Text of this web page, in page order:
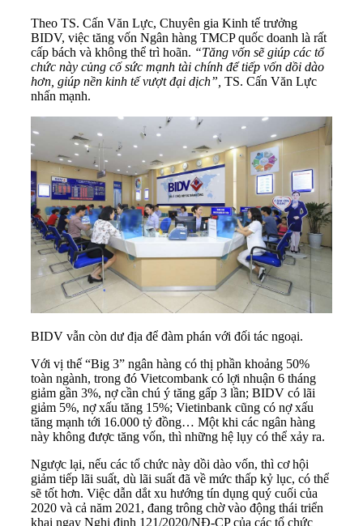
Theo TS. Cấn Văn Lực, Chuyên gia Kinh tế trưởng
BIDV, việc tăng vốn Ngân hàng TMCP quốc doanh là rất
cấp bách và không thể trì hoãn. “Tăng vốn sẽ giúp các tổ
chức này củng cố sức mạnh tài chính để tiếp vốn dồi dào
hơn, giúp nền kinh tế vượt đại dịch”, TS. Cấn Văn Lực
nhấn mạnh.
BIDV vẫn còn dư địa để đàm phán với đối tác ngoại.
Với vị thế “Big 3” ngân hàng có thị phần khoảng 50%
toàn ngành, trong đó Vietcombank có lợi nhuận 6 tháng
giảm gần 3%, nợ cần chú ý tăng gấp 3 lần; BIDV có lãi
giảm 5%, nợ xấu tăng 15%; Vietinbank cũng có nợ xấu
tăng mạnh tới 16.000 tỷ đồng… Một khi các ngân hàng
này không được tăng vốn, thì những hệ lụy có thể xảy ra.
Ngược lại, nếu các tổ chức này dồi dào vốn, thì cơ hội
giảm tiếp lãi suất, dù lãi suất đã về mức thấp kỷ lục, có thể
sẽ tốt hơn. Việc dẫn dắt xu hướng tín dụng quý cuối của
2020 và cả năm 2021, đang trông chờ vào động thái triển
khai ngay Nghị định 121/2020/NĐ-CP của các tổ chức